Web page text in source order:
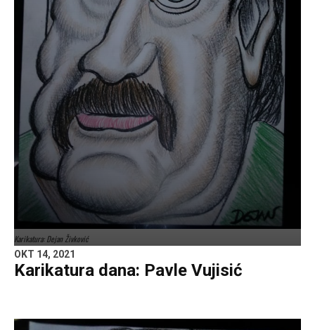
Karikatura: Dejan Živković
OKT 14, 2021
Karikatura dana: Pavle Vujisić